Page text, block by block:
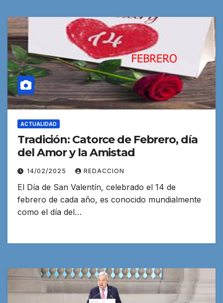
ACTUALIDAD
Tradición: Catorce de Febrero, día
del Amor y la Amistad
14/02/2025 REDACCION
El Día de San Valentín, celebrado el 14 de
febrero de cada año, es conocido mundialmente
como el día del…